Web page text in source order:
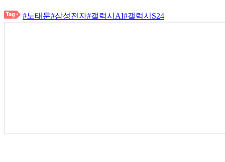
#노태문#삼성전자#갤럭시AI#갤럭시S24